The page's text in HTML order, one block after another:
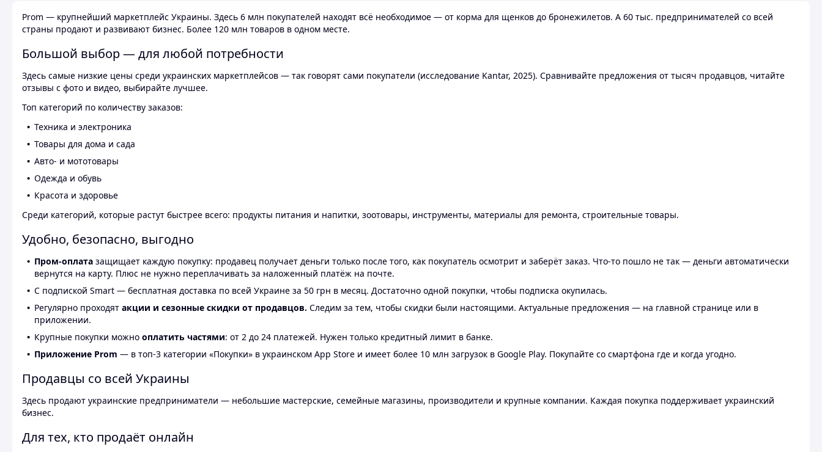
Prom — крупнейший маркетплейс Украины. Здесь 6 млн покупателей находят всё необходимое — от корма для щенков до бронежилетов. А 60 тыс. предпринимателей со всей
страны продают и развивают бизнес. Более 120 млн товаров в одном месте.
Большой выбор — для любой потребности
Здесь самые низкие цены среди украинских маркетплейсов — так говорят сами покупатели (исследование Kantar, 2025). Сравнивайте предложения от тысяч продавцов, читайте
отзывы с фото и видео, выбирайте лучшее.
Топ категорий по количеству заказов:
Техника и электроника
Товары для дома и сада
Авто- и мототовары
Одежда и обувь
Красота и здоровье
Среди категорий, которые растут быстрее всего: продукты питания и напитки, зоотовары, инструменты, материалы для ремонта, строительные товары.
Удобно, безопасно, выгодно
Пром-оплата защищает каждую покупку: продавец получает деньги только после того, как покупатель осмотрит и заберёт заказ. Что-то пошло не так — деньги автоматически
вернутся на карту. Плюс не нужно переплачивать за наложенный платёж на почте.
С подпиской Smart — бесплатная доставка по всей Украине за 50 грн в месяц. Достаточно одной покупки, чтобы подписка окупилась.
Регулярно проходят акции и сезонные скидки от продавцов. Следим за тем, чтобы скидки были настоящими. Актуальные предложения — на главной странице или в
приложении.
Крупные покупки можно оплатить частями: от 2 до 24 платежей. Нужен только кредитный лимит в банке.
Приложение Prom — в топ-3 категории «Покупки» в украинском App Store и имеет более 10 млн загрузок в Google Play. Покупайте со смартфона где и когда угодно.
Продавцы со всей Украины
Здесь продают украинские предприниматели — небольшие мастерские, семейные магазины, производители и крупные компании. Каждая покупка поддерживает украинский
бизнес.
Для тех, кто продаёт онлайн